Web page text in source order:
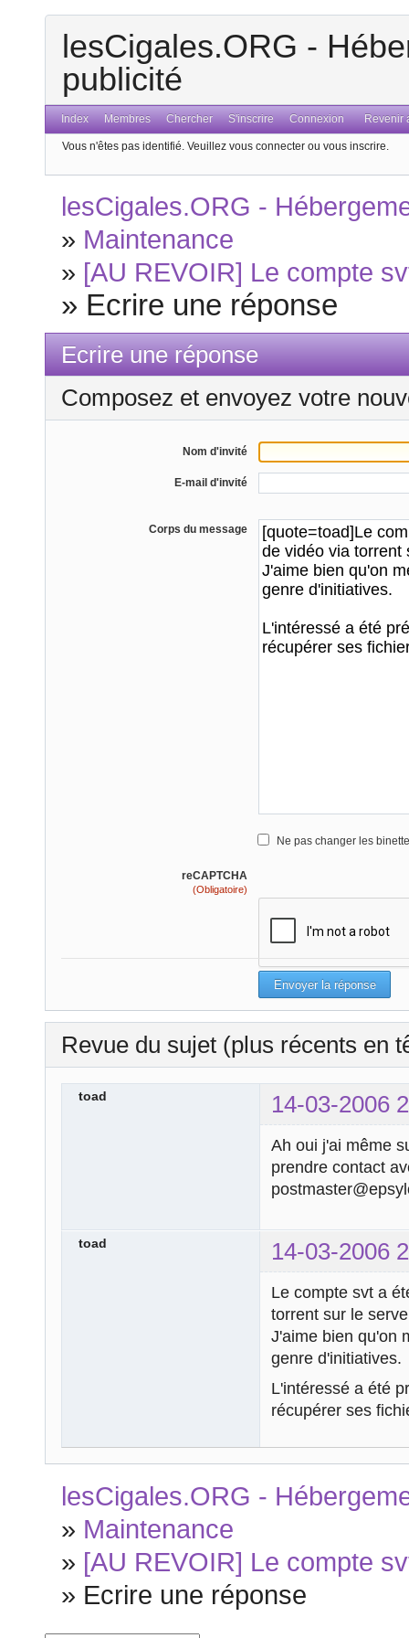
lesCigales.ORG -
publicité
Index Membres Chercher S'inscrire Connexion Revenir
Vous n'êtes pas identifié. Veuillez vous connecter ou vous inscrire.
lesCigales.ORG -
» Maintenance
» [AU REVOIR] Le compte
» Ecrire une réponse
Ecrire une réponse
Composez et envoyez votre
Nom d'invité
E-mail d'invité
Corps du message
Ne pas changer les
reCAPTCHA
(Obligatoire)
Revue du sujet (plus récents en
toad 14-03-2006
Ah oui j'ai même
prendre contact
toad 14-03-2006
Le compte svt a
torrent sur le
J'aime bien qu'on
genre d'initiatives.
L'intéressé a été
récupérer ses
lesCigales.ORG -
» Maintenance
» [AU REVOIR] Le compte
» Ecrire une réponse